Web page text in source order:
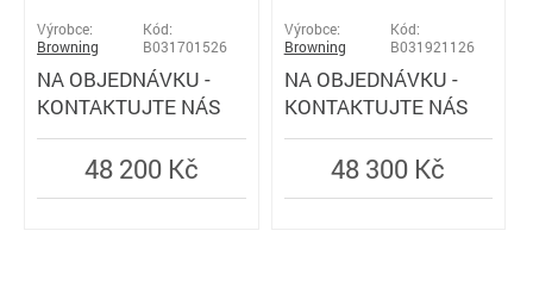
Výrobce:
Browning
Kód:
B031701526
NA OBJEDNÁVKU -
KONTAKTUJTE NÁS
48 200 Kč
Výrobce:
Browning
Kód:
B031921126
NA OBJEDNÁVKU -
KONTAKTUJTE NÁS
48 300 Kč